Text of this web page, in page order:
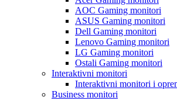
AOC Gaming monitori
ASUS Gaming monitori
Dell Gaming monitori
Lenovo Gaming monitori
LG Gaming monitori
Ostali Gaming monitori
Interaktivni monitori
Interaktivni monitori i
Business monitori